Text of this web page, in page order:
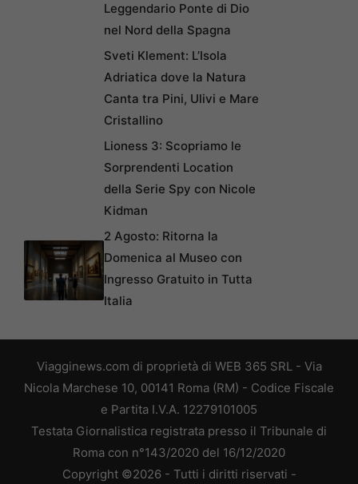
Leggendario Ponte di Dio
nel Nord della Spagna
Sveti Klement: L’Isola
Adriatica dove la Natura
Canta tra Pini, Ulivi e Mare
Cristallino
Lioness 3: Scopriamo le
Sorprendenti Location
della Serie Spy con Nicole
Kidman
2 Agosto: Ritorna la
Domenica al Museo con
Ingresso Gratuito in Tutta
Italia
Viagginews.com di proprietà di WEB 365 SRL - Via
Nicola Marchese 10, 00141 Roma (RM) - Codice Fiscale
e Partita I.V.A. 12279101005
Testata Giornalistica registrata presso il Tribunale di
Roma con n°143/2020 del 16/12/2020
Copyright ©2026 - Tutti i diritti riservati -